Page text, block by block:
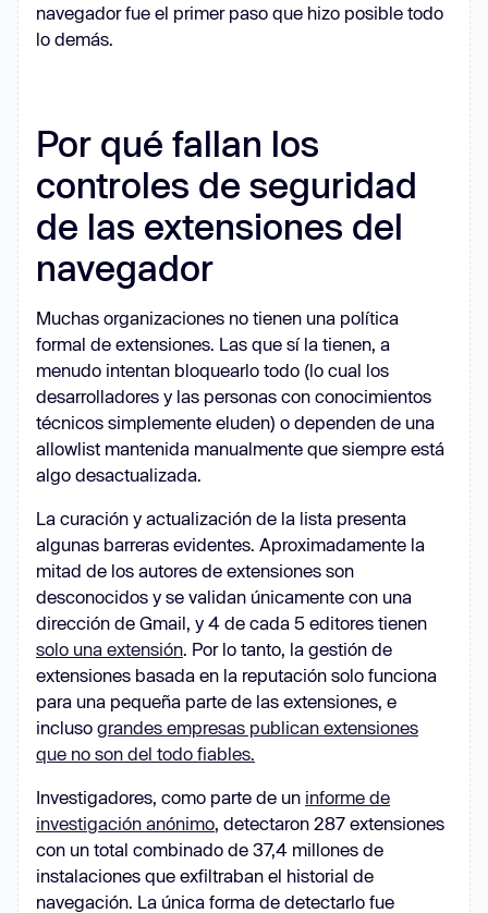
navegador fue el primer paso que hizo posible todo
lo demás.
Por qué fallan los
controles de seguridad
de las extensiones del
navegador
Muchas organizaciones no tienen una política
formal de extensiones. Las que sí la tienen, a
menudo intentan bloquearlo todo (lo cual los
desarrolladores y las personas con conocimientos
técnicos simplemente eluden) o dependen de una
allowlist mantenida manualmente que siempre está
algo desactualizada.
La curación y actualización de la lista presenta
algunas barreras evidentes. Aproximadamente la
mitad de los autores de extensiones son
desconocidos y se validan únicamente con una
dirección de Gmail, y 4 de cada 5 editores tienen
solo una extensión. Por lo tanto, la gestión de
extensiones basada en la reputación solo funciona
para una pequeña parte de las extensiones, e
incluso grandes empresas publican extensiones
que no son del todo fiables.
Investigadores, como parte de un informe de
investigación anónimo, detectaron 287 extensiones
con un total combinado de 37,4 millones de
instalaciones que exfiltraban el historial de
navegación. La única forma de detectarlo fue